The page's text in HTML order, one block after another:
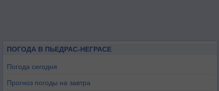
ПОГОДА В ПЬЕДРАС-НЕГРАСЕ
Погода сегодня
Прогноз погоды на завтра